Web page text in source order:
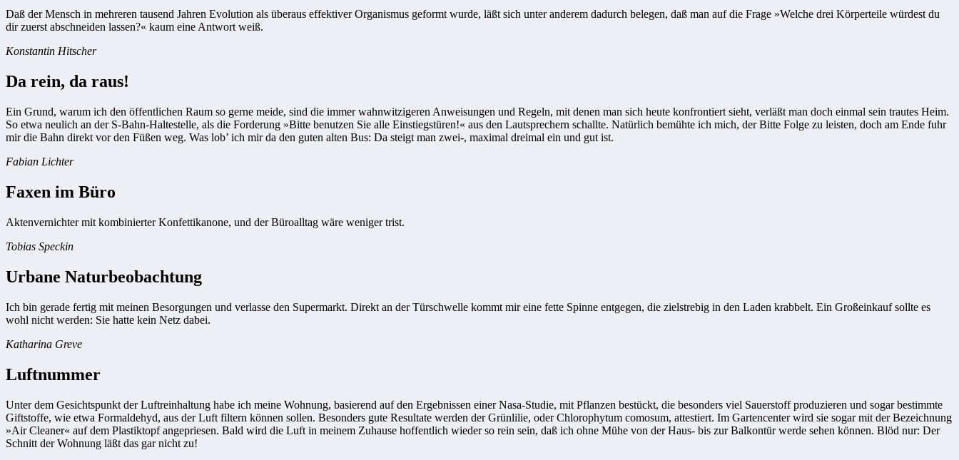
Daß der Mensch in mehreren tausend Jahren Evolution als überaus effektiver Organismus geformt wurde, läßt sich unter anderem dadurch belegen, daß man auf die Frage »Welche drei Körperteile würdest du
dir zuerst abschneiden lassen?« kaum eine Antwort weiß.
Konstantin Hitscher
Da rein, da raus!
Ein Grund, warum ich den öffentlichen Raum so gerne meide, sind die immer wahnwitzigeren Anweisungen und Regeln, mit denen man sich heute konfrontiert sieht, verläßt man doch einmal sein trautes Heim.
So etwa neulich an der S-Bahn-Haltestelle, als die Forderung »Bitte benutzen Sie alle Einstiegstüren!« aus den Lautsprechern schallte. Natürlich bemühte ich mich, der Bitte Folge zu leisten, doch am Ende fuhr
mir die Bahn direkt vor den Füßen weg. Was lob’ ich mir da den guten alten Bus: Da steigt man zwei-, maximal dreimal ein und gut ist.
Fabian Lichter
Faxen im Büro
Aktenvernichter mit kombinierter Konfettikanone, und der Büroalltag wäre weniger trist.
Tobias Speckin
Urbane Naturbeobachtung
Ich bin gerade fertig mit meinen Besorgungen und verlasse den Supermarkt. Direkt an der Türschwelle kommt mir eine fette Spinne entgegen, die zielstrebig in den Laden krabbelt. Ein Großeinkauf sollte es
wohl nicht werden: Sie hatte kein Netz dabei.
Katharina Greve
Luftnummer
Unter dem Gesichtspunkt der Luftreinhaltung habe ich meine Wohnung, basierend auf den Ergebnissen einer Nasa-Studie, mit Pflanzen bestückt, die besonders viel Sauerstoff produzieren und sogar bestimmte
Giftstoffe, wie etwa Formaldehyd, aus der Luft filtern können sollen. Besonders gute Resultate werden der Grünlilie, oder Chlorophytum comosum, attestiert. Im Gartencenter wird sie sogar mit der Bezeichnung
»Air Cleaner« auf dem Plastiktopf angepriesen. Bald wird die Luft in meinem Zuhause hoffentlich wieder so rein sein, daß ich ohne Mühe von der Haus- bis zur Balkontür werde sehen können. Blöd nur: Der
Schnitt der Wohnung läßt das gar nicht zu!